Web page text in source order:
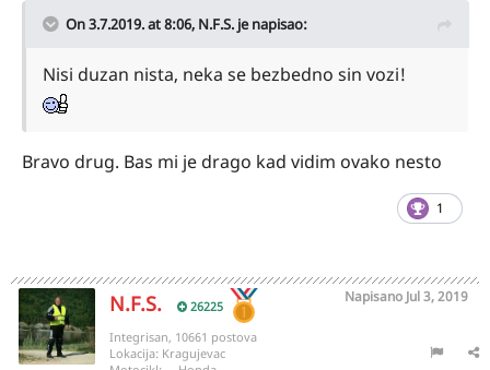
On 3.7.2019. at 8:06, N.F.S. je napisao:
Nisi duzan nista, neka se bezbedno sin vozi!
Bravo drug. Bas mi je drago kad vidim ovako nesto
1
N.F.S. 26225
Napisano Jul 3, 2019
Integrisan, 10661 postova
Lokacija: Kragujevac